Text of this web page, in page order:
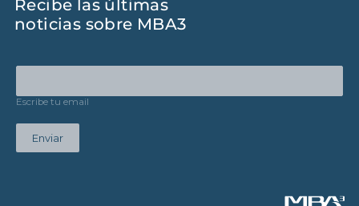
Recibe las últimas
noticias sobre MBA3
Escribe tu email
Enviar